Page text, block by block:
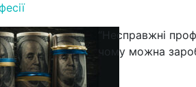
“Несправжні
чому можна